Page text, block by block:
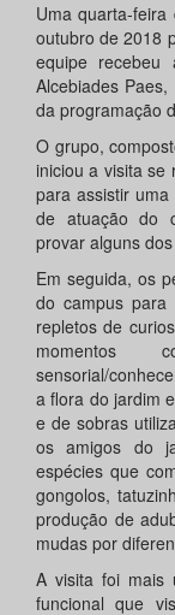
Uma quarta-
outubro de 2018
equipe recebeu
Alcebiades
da programação
O grupo,
iniciou a visita se
para assistir
de atuação do
provar alguns
Em seguida, os
do campus
repletos de
momentos
sensorial/
a flora do jardim
e de sobras
os amigos do
espécies que
gongolos,
produção de
mudas por
A visita foi mais
funcional que